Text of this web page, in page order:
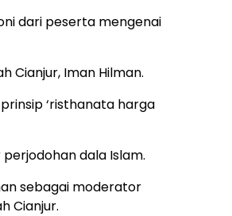
dari peserta mengenai
Cianjur, Iman Hilman.
‘risthanata harga
dala Islam.
sebagai moderator
Cianjur.